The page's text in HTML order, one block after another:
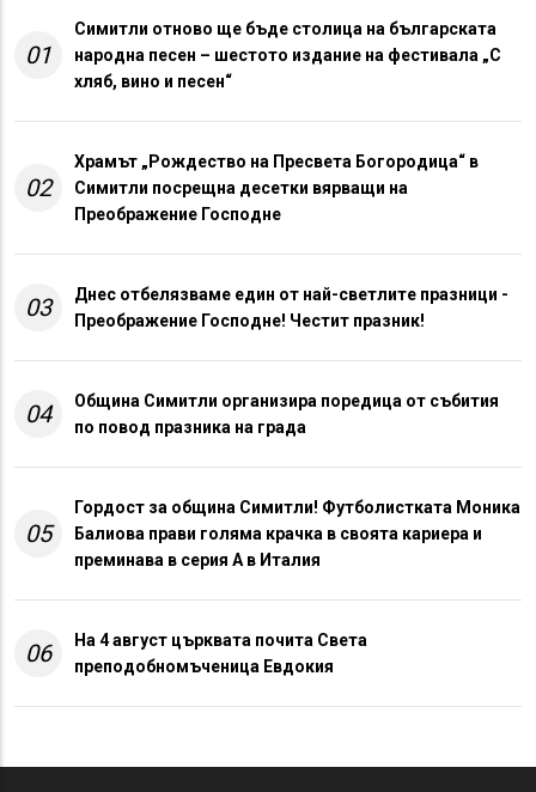
01
Симитли отново ще бъде столица на българската
народна песен – шестото издание на фестивала „С
хляб, вино и песен“
02
Храмът „Рождество на Пресвета Богородица“ в
Симитли посрещна десетки вярващи на
Преображение Господне
03
Днес отбелязваме един от най-светлите празници -
Преображение Господне! Честит празник!
04
Община Симитли организира поредица от събития
по повод празника на града
05
Гордост за община Симитли! Футболистката Моника
Балиова прави голяма крачка в своята кариера и
преминава в серия А в Италия
06
На 4 август църквата почита Света
преподобномъченица Евдокия